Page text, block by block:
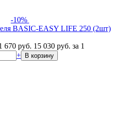
-10%
BASIC-EASY LIFE 250 (2шт)
670 руб. 15 030 руб. за 1
+ В корзину